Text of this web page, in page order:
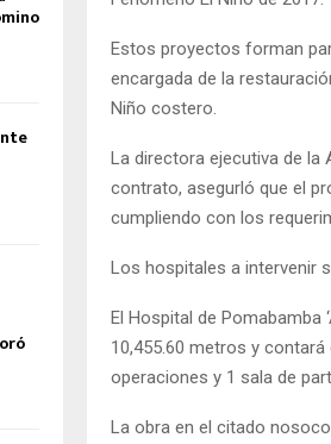
Estos proyectos forman
encargada de la
Niño costero.
La directora ejecutiva de la
contrato, asegurló que el
cumpliendo con los
Los hospitales a intervenir
El Hospital de Pomabamba
10,455.60 metros y
operaciones y 1 sala de
La obra en el citado